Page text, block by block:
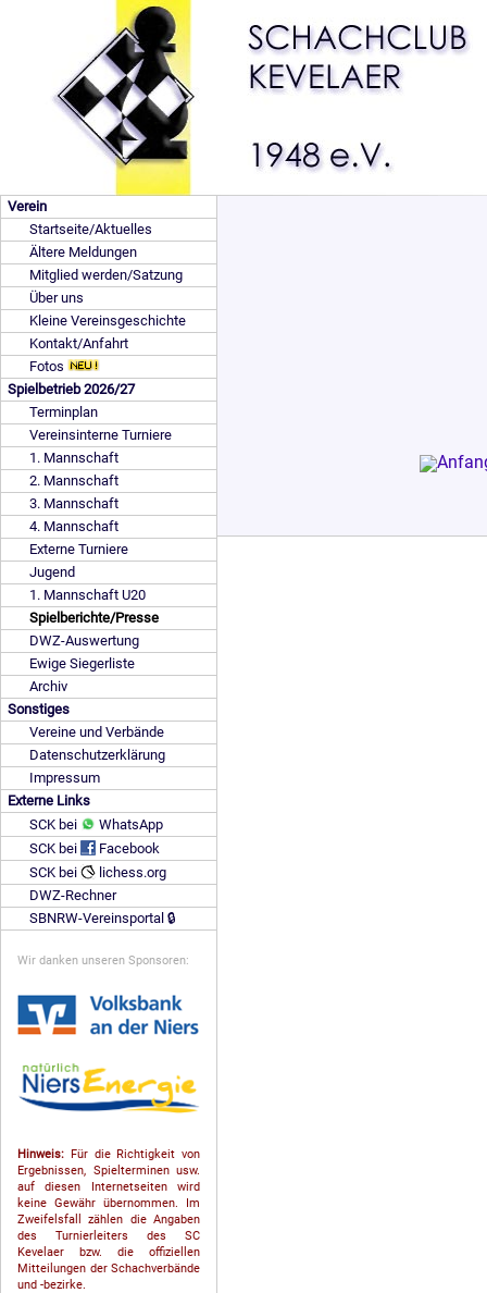
Verein
Startseite/Aktuelles
Ältere Meldungen
Mitglied werden/Satzung
Über uns
Kleine Vereinsgeschichte
Kontakt/Anfahrt
Fotos
Spielbetrieb 2026/27
Terminplan
Vereinsinterne Turniere
1. Mannschaft
2. Mannschaft
3. Mannschaft
4. Mannschaft
Externe Turniere
Jugend
1. Mannschaft U20
Spielberichte/Presse
DWZ-Auswertung
Ewige Siegerliste
Archiv
Sonstiges
Vereine und Verbände
Datenschutzerklärung
Impressum
Externe Links
SCK bei
WhatsApp
SCK bei
Facebook
SCK bei
lichess.org
DWZ-Rechner
SBNRW-Vereinsportal 🔒
Wir danken unseren Sponsoren:
Hinweis: Für die Richtigkeit von
Ergebnissen, Spielterminen usw.
auf diesen Internetseiten wird
keine Gewähr übernommen. Im
Zweifelsfall zählen die Angaben
des Turnierleiters des SC
Kevelaer bzw. die offiziellen
Mitteilungen der Schach­ver­bände
und -bezirke.